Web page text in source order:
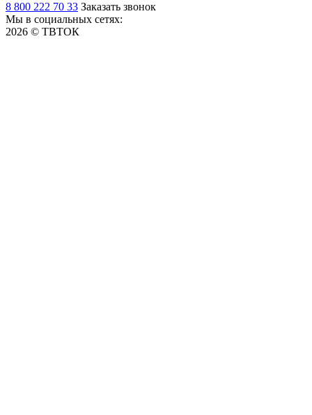
8 800 222 70 33 Заказать звонок
Мы в социальных сетях:
2026 © ТВТОК